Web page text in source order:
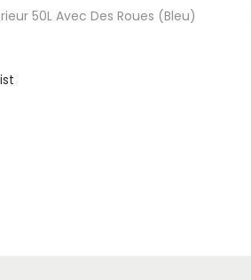
50L Avec Des Roues (Bleu)